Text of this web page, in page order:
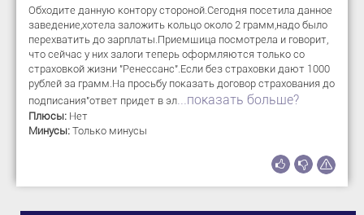
Обходите данную контору стороной.Сегодня посетила данное
заведение,хотела заложить кольцо около 2 грамм,надо было
перехватить до зарплаты.Приемщица посмотрела и говорит,
что сейчас у них залоги теперь оформляются только со
страховкой жизни "Ренессанс".Если без страховки дают 1000
рублей за грамм.На просьбу показать договор страхования до
подписания"ответ придет в эл
...показать больше?
Плюсы: Нет
Минусы: Только минусы